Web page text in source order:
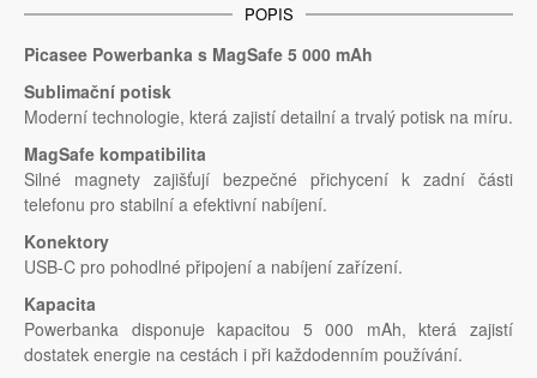
POPIS
Picasee Powerbanka s MagSafe 5 000 mAh
Sublimační potisk
Moderní technologie, která zajistí detailní a trvalý potisk na míru.
MagSafe kompatibilita
Silné magnety zajišťují bezpečné přichycení k zadní části
telefonu pro stabilní a efektivní nabíjení.
Konektory
USB-C pro pohodlné připojení a nabíjení zařízení.
Kapacita
Powerbanka disponuje kapacitou 5 000 mAh, která zajistí
dostatek energie na cestách i při každodenním používání.